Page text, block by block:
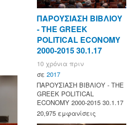
ΠΑΡΟΥΣΙΑΣΗ ΒΙΒΛΙΟΥ
- ΤΗΕ GREEK
POLITICAL ECONOMY
2000-2015 30.1.17
10 χρόνια πριν
σε 2017
ΠΑΡΟΥΣΙΑΣΗ ΒΙΒΛΙΟΥ - ΤΗΕ
GREEK POLITICAL
ECONOMY 2000-2015 30.1.17
20,975 εμφανίσεις